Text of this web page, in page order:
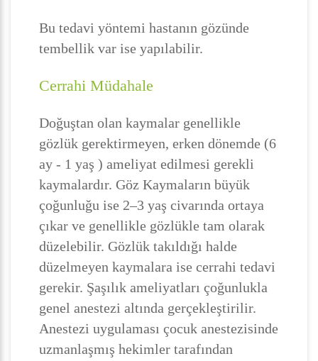
Bu tedavi yöntemi hastanın gözünde
tembellik var ise yapılabilir.
Cerrahi Müdahale
Doğuştan olan kaymalar genellikle
gözlük gerektirmeyen, erken dönemde (6
ay - 1 yaş ) ameliyat edilmesi gerekli
kaymalardır. Göz Kaymaların büyük
çoğunluğu ise 2–3 yaş civarında ortaya
çıkar ve genellikle gözlükle tam olarak
düzelebilir. Gözlük takıldığı halde
düzelmeyen kaymalara ise cerrahi tedavi
gerekir. Şaşılık ameliyatları çoğunlukla
genel anestezi altında gerçekleştirilir.
Anestezi uygulaması çocuk anestezisinde
uzmanlaşmış hekimler tarafından